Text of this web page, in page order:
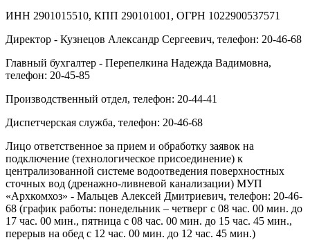
ИНН 2901015510, КПП 290101001, ОГРН 1022900537571
Директор - Кузнецов Александр Сергеевич, телефон: 20-46-68
Главный бухгалтер - Перепелкина Надежда Вадимовна,
телефон: 20-45-85
Производственный отдел, телефон: 20-44-41
Диспетчерская служба, телефон: 20-46-68
Лицо ответственное за прием и обработку заявок на
подключение (технологическое присоединение) к
централизованной системе водоотведения поверхностных
сточных вод (дренажно-ливневой канализации) МУП
«Архкомхоз» - Мальцев Алексей Дмитриевич, телефон: 20-46-
68 (график работы: понедельник – четверг с 08 час. 00 мин. до
17 час. 00 мин., пятница с 08 час. 00 мин. до 15 час. 45 мин.,
перерыв на обед с 12 час. 00 мин. до 12 час. 45 мин.)